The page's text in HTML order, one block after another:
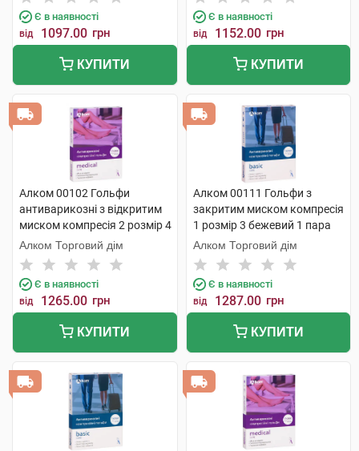
Є в наявності
від 1097.00 грн
КУПИТИ
Є в наявності
від 1152.00 грн
КУПИТИ
Алком 00102 Гольфи
антиварикозні з відкритим
миском компресія 2 розмір 4
бежевий 1 пара
Алком Торговий дім
Є в наявності
від 1265.00 грн
КУПИТИ
Алком 00111 Гольфи з
закритим миском компресія
1 розмір 3 бежевий 1 пара
Алком Торговий дім
Є в наявності
від 1287.00 грн
КУПИТИ